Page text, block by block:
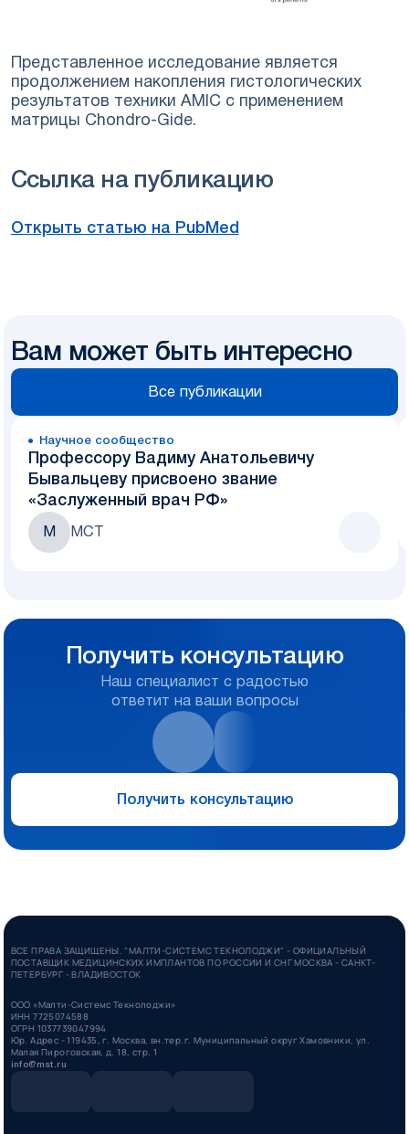
Представленное исследование является
продолжением накопления гистологических
результатов техники AMIC с применением
матрицы Chondro-Gide.
Ссылка на публикацию
Открыть статью на PubMed
Вам может быть интересно
Все публикации
Научное сообщество
Профессору Вадиму Анатольевичу
Бывальцеву присвоено звание
«Заслуженный врач РФ»
М МСТ
Получить консультацию
Наш специалист с радостью
ответит на ваши вопросы
Получить консультацию
ВСЕ ПРАВА ЗАЩИЩЕНЫ. "МАЛТИ-СИСТЕМС ТЕКНОЛОДЖИ" - ОФИЦИАЛЬНЫЙ
ПОСТАВЩИК МЕДИЦИНСКИХ ИМПЛАНТОВ ПО РОССИИ И СНГ МОСКВА - САНКТ-
ПЕТЕРБУРГ - ВЛАДИВОСТОК
ООО «Малти-Системс Текнолоджи»
ИНН 7725074588
ОГРН 1037739047994
Юр. Адрес - 119435, г. Москва, вн.тер.г. Муниципальный округ Хамовники, ул.
Малая Пироговская, д. 18, стр. 1
info@mst.ru